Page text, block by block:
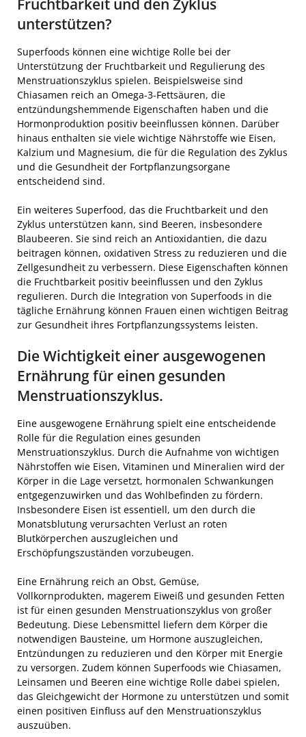
unterstützen?
Superfoods können eine wichtige Rolle bei der
Unterstützung der Fruchtbarkeit und Regulierung des
Menstruationszyklus spielen. Beispielsweise sind
Chiasamen reich an Omega-3-Fettsäuren, die
entzündungshemmende Eigenschaften haben und die
Hormonproduktion positiv beeinflussen können. Darüber
hinaus enthalten sie viele wichtige Nährstoffe wie Eisen,
Kalzium und Magnesium, die für die Regulation des Zyklus
und die Gesundheit der Fortpflanzungsorgane
entscheidend sind.
Ein weiteres Superfood, das die Fruchtbarkeit und den
Zyklus unterstützen kann, sind Beeren, insbesondere
Blaubeeren. Sie sind reich an Antioxidantien, die dazu
beitragen können, oxidativen Stress zu reduzieren und die
Zellgesundheit zu verbessern. Diese Eigenschaften können
die Fruchtbarkeit positiv beeinflussen und den Zyklus
regulieren. Durch die Integration von Superfoods in die
tägliche Ernährung können Frauen einen wichtigen Beitrag
zur Gesundheit ihres Fortpflanzungssystems leisten.
Die Wichtigkeit einer ausgewogenen
Ernährung für einen gesunden
Menstruationszyklus.
Eine ausgewogene Ernährung spielt eine entscheidende
Rolle für die Regulation eines gesunden
Menstruationszyklus. Durch die Aufnahme von wichtigen
Nährstoffen wie Eisen, Vitaminen und Mineralien wird der
Körper in die Lage versetzt, hormonalen Schwankungen
entgegenzuwirken und das Wohlbefinden zu fördern.
Insbesondere Eisen ist essentiell, um den durch die
Monatsblutung verursachten Verlust an roten
Blutkörperchen auszugleichen und
Erschöpfungszuständen vorzubeugen.
Eine Ernährung reich an Obst, Gemüse,
Vollkornprodukten, magerem Eiweiß und gesunden Fetten
ist für einen gesunden Menstruationszyklus von großer
Bedeutung. Diese Lebensmittel liefern dem Körper die
notwendigen Bausteine, um Hormone auszugleichen,
Entzündungen zu reduzieren und den Körper mit Energie
zu versorgen. Zudem können Superfoods wie Chiasamen,
Leinsamen und Beeren eine wichtige Rolle dabei spielen,
das Gleichgewicht der Hormone zu unterstützen und somit
einen positiven Einfluss auf den Menstruationszyklus
auszuüben.